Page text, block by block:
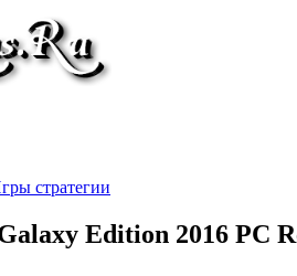
стратегии
Edition 2016 PC